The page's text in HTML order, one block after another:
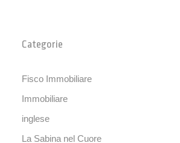
Categorie
Fisco Immobiliare
Immobiliare
inglese
La Sabina nel Cuore